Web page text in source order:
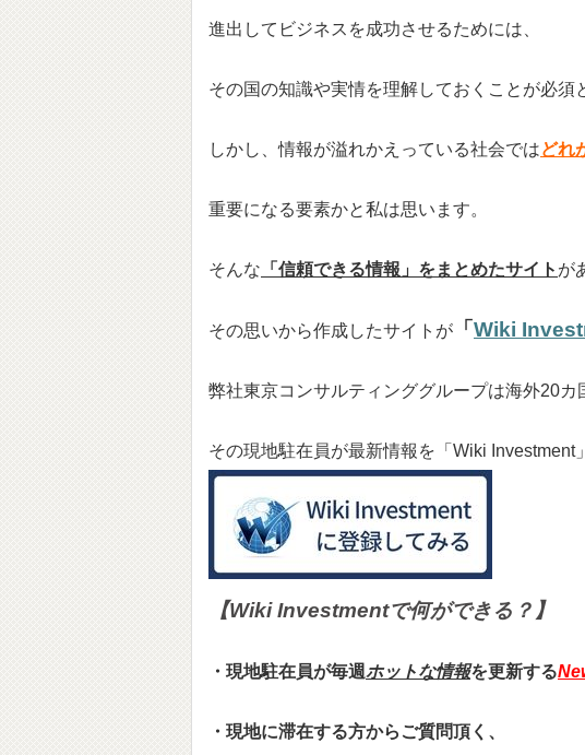
進出してビジネスを成功させるためには、
その国の知識や実情を理解しておくことが必須
しかし、情報が溢れかえっている社会ではどれ
重要になる要素かと私は思います。
そんな 「信頼できる情報」をまとめたサイト が
その思いから作成したサイトが 「 Wiki
弊社東京コンサルティンググループは海外20カ
その現地駐在員が最新情報を「Wiki Investment
【Wiki Investmentで何ができる？ 】
・現地駐在員が毎週ホットな情報を更新する
・現地に滞在する方からご質問頂く、